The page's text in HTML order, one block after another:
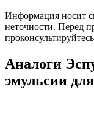
Информация носит
неточности. Перед
Аналоги
эмульсии